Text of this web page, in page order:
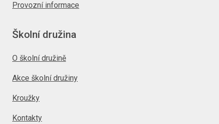
Provozní informace
Školní družina
O školní družině
Akce školní družiny
Kroužky
Kontakty